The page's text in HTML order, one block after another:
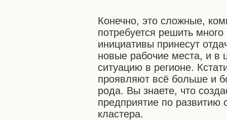
Конечно, это сложные,
потребуется решить
инициативы принесут
новые рабочие места, и в
ситуацию в регионе.
проявляют всё больше и
рода. Вы знаете, что
предприятие по развитию
кластера.